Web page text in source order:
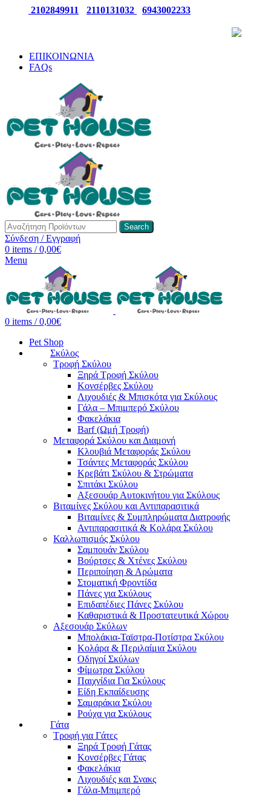
2102849911 2110131032 6943002233
ΕΠΙΚΟΙΝΩΝΙΑ
FAQs
Search
Σύνδεση / Εγγραφή
0 items / 0,00€
Menu
0 items / 0,00€
Pet Shop
Σκύλος
Τροφή Σκύλου
Ξηρά Τροφή Σκύλου
Κονσέρβες Σκύλου
Λιχουδιές & Μπισκότα για Σκύλους
Γάλα – Μπιμπερό Σκύλου
Φακελάκια
Barf (Ωμή Τροφή)
Μεταφορά Σκύλου και Διαμονή
Κλουβιά Μεταφοράς Σκύλου
Τσάντες Μεταφοράς Σκύλου
Κρεβάτι Σκύλου & Στρώματα
Σπιτάκι Σκύλου
Αξεσουάρ Αυτοκινήτου για Σκύλους
Βιταμίνες Σκύλου και Αντιπαρασιτικά
Βιταμίνες & Συμπληρώματα Διατροφής
Αντιπαρασιτικά & Κολάρα Σκύλου
Καλλωπισμός Σκύλου
Σαμπουάν Σκύλου
Βούρτσες & Χτένες Σκύλου
Περιποίηση & Αρώματα
Στοματική Φροντίδα
Πάνες για Σκύλους
Επιδαπέδιες Πάνες Σκύλου
Καθαριστικά & Προστατευτικά Χώρου
Αξεσουάρ Σκύλων
Μπολάκια-Ταϊστρα-Ποτίστρα Σκύλου
Κολάρα & Περιλαίμια Σκύλου
Οδηγοί Σκύλων
Φίμωτρα Σκύλου
Παιχνίδια Για Σκύλους
Είδη Εκπαίδευσης
Σαμαράκια Σκύλου
Ρούχα για Σκύλους
Γάτα
Τροφή για Γάτες
Ξηρά Τροφή Γάτας
Κονσέρβες Γάτας
Φακελάκια
Λιχουδιές και Σνακς
Γάλα-Μπιμπερό